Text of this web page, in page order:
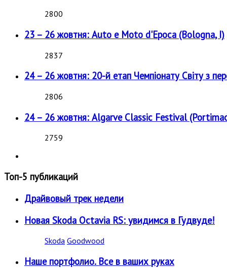
2800
23 – 26 жовтня: Auto e Moto d'Epoca (Bologna, I)
2837
24 – 26 жовтня: 20-й етап Чемпіонату Світу з
2806
24 – 26 жовтня: Algarve Classic Festival
2759
Топ-5 публикаций
Драйвовый трек недели
Новая Skoda Octavia RS: увидимся в Гудвуде!
Skoda Goodwood
Наше портфолио. Все в ваших руках